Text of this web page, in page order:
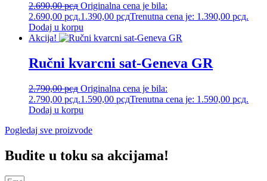
2.690,00рсд Originalna cena je bila:
2.690,00 рсд.1.390,00 рсдTrenutna cena je: 1.390,00 рсд.
Dodaj u korpu
Akcija!
Ručni kvarcni sat-Geneva GR
2.790,00рсд Originalna cena je bila:
2.790,00 рсд.1.590,00 рсдTrenutna cena je: 1.590,00 рсд.
Dodaj u korpu
Pogledaj sve proizvode
Budite u toku sa akcijama!